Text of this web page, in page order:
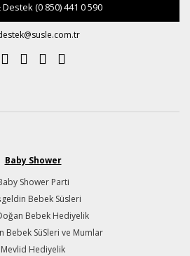
Destek(0 850) 441 0 590
Baby Shower
Shower Parti
Bebek Süsleri
Bebek Hediyelik
Bebek SüSleri ve Mumlar
Mevlid Hediyelik